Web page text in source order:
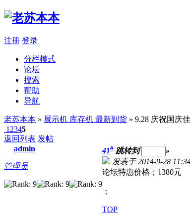
注册 登录
分栏模式
论坛
搜索
帮助
导航
老苏本本 » 展示机 库存机 最新到货 » 9.28 庆祝国庆
1 2345
返回列表 发帖
admin
管理员
41# 跳转到
»
发表于 2014-9-28
论坛特惠价格；1380元
；
TOP